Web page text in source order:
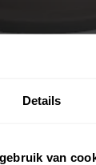
Details
van